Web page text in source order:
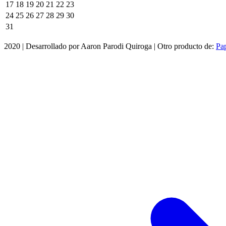
17 18 19 20 21 22 23
24 25 26 27 28 29 30
31
2020 | Desarrollado por Aaron Parodi Quiroga | Otro producto de: